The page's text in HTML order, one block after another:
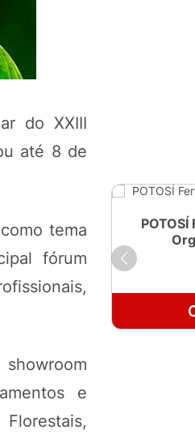
do XXIII
até 8 de
tema
fórum
e
Líquido
LT